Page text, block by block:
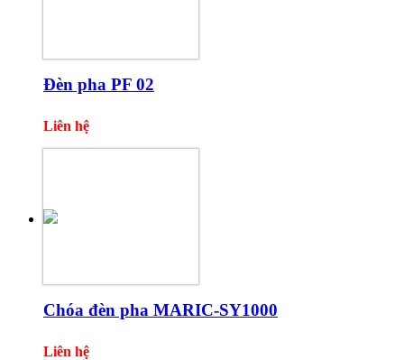
Đèn pha PF 02
Liên hệ
Chóa đèn pha MARIC-SY1000
Liên hệ